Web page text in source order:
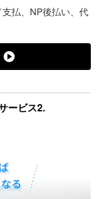
払、NP後払い、代
ービス2.